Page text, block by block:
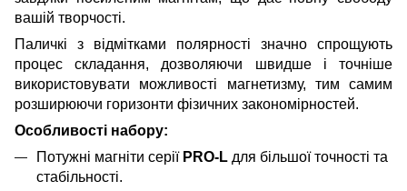
вашій творчості.
Паличкі з відмітками полярності значно спрощують
процес складання, дозволяючи швидше і точніше
використовувати можливості магнетизму, тим самим
розширюючи горизонти фізичних закономірностей.
Особливості набору:
Потужні магніти серії PRO-L для більшої точності та
стабільності.